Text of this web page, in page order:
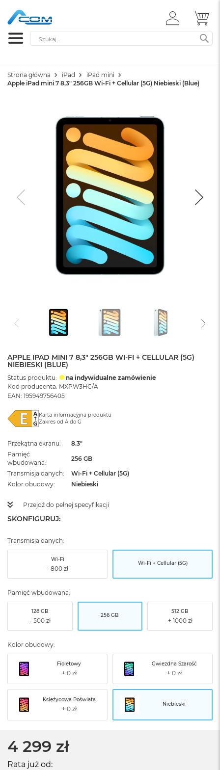
ZALOGUJ
SIĘ
Szukaj
Strona główna iPad
iPad mini
Apple iPad mini 7 8,3" 256GB Wi-Fi + Cellular (5G) Niebieski (Blue)
APPLE IPAD MINI 7 8,3" 256GB WI-FI + CELLULAR (5G)
NIEBIESKI (BLUE)
Status produktu:
na indywidualne zamówienie
Kod producenta: MXPW3HC/A
EAN: 195949756405
Karta informacyjna produktu
Zakres od A do G
Przekątna ekranu
8.3"
Pamięć
wbudowana
256 GB
Transmisja danych
Wi-Fi + Cellular (5G)
Kolor obudowy
Niebieski
Przejdź do pełnej specyfikacji
SKONFIGURUJ:
Transmisja danych:
Wi-Fi
Wi-Fi + Cellular (5G)
Pamięć wbudowana:
128 GB
256 GB
512 GB
Kolor obudowy:
Fioletowy Gwiezdna Szarość
Księżycowa Poświata
Niebieski
4 299 zł
Rata już od: